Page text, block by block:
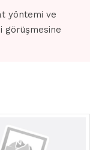
yöntemi ve
görüşmesine